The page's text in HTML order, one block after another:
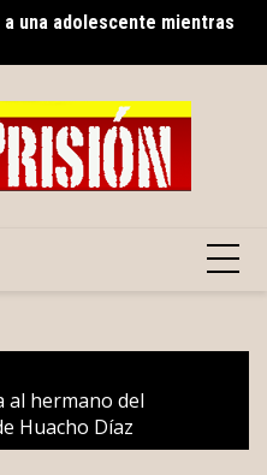
a una adolescente mientras
al hermano del
Huacho Díaz